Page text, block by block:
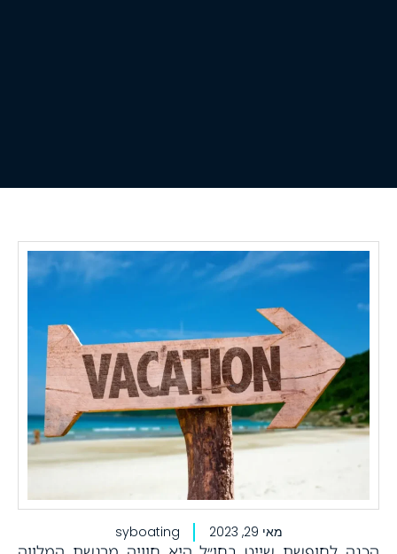
מאי 29, 2023 syboating